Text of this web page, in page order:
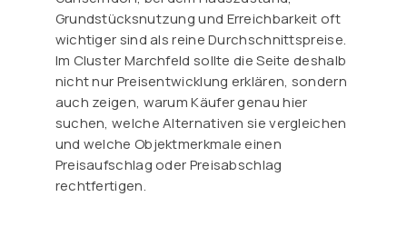
Grundstücksnutzung und Erreichbarkeit oft
wichtiger sind als reine Durchschnittspreise.
Im Cluster Marchfeld sollte die Seite deshalb
nicht nur Preisentwicklung erklären, sondern
auch zeigen, warum Käufer genau hier
suchen, welche Alternativen sie vergleichen
und welche Objektmerkmale einen
Preisaufschlag oder Preisabschlag
rechtfertigen.